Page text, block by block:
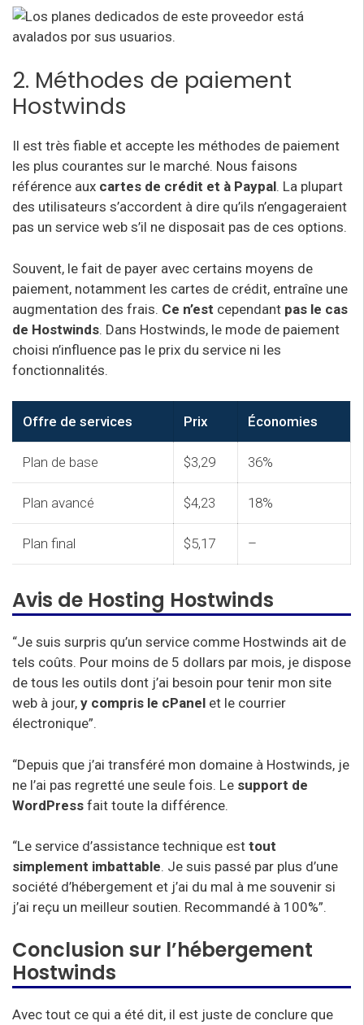
2. Méthodes de paiement
Hostwinds
Il est très fiable et accepte les méthodes de paiement
les plus courantes sur le marché. Nous faisons
référence aux cartes de crédit et à Paypal. La plupart
des utilisateurs s’accordent à dire qu’ils n’engageraient
pas un service web s’il ne disposait pas de ces options.
Souvent, le fait de payer avec certains moyens de
paiement, notamment les cartes de crédit, entraîne une
augmentation des frais. Ce n’est cependant pas le cas
de Hostwinds. Dans Hostwinds, le mode de paiement
choisi n’influence pas le prix du service ni les
fonctionnalités.
Offre de services Prix Économies
Plan de base $3,29 36%
Plan avancé $4,23 18%
Plan final $5,17 –
Avis de Hosting Hostwinds
“Je suis surpris qu’un service comme Hostwinds ait de
tels coûts. Pour moins de 5 dollars par mois, je dispose
de tous les outils dont j’ai besoin pour tenir mon site
web à jour, y compris le cPanel et le courrier
électronique”.
“Depuis que j’ai transféré mon domaine à Hostwinds, je
ne l’ai pas regretté une seule fois. Le support de
WordPress fait toute la différence.
“Le service d’assistance technique est tout
simplement imbattable. Je suis passé par plus d’une
société d’hébergement et j’ai du mal à me souvenir si
j’ai reçu un meilleur soutien. Recommandé à 100%”.
Conclusion sur l’hébergement
Hostwinds
Avec tout ce qui a été dit, il est juste de conclure que